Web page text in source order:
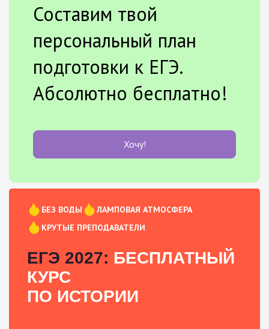
Составим твой
персональный план
подготовки к ЕГЭ.
Абсолютно бесплатно!
Хочу!
БЕЗ ВОДЫ
ЛАМПОВАЯ АТМОСФЕРА
КРУТЫЕ ПРЕПОДАВАТЕЛИ
ЕГЭ 2027: БЕСПЛАТНЫЙ
КУРС
ПО ИСТОРИИ